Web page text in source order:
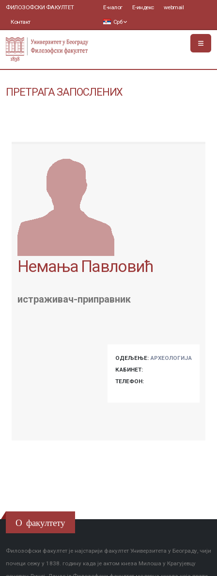
ФИЛОЗОФСКИ ФАКУЛТЕТ
Контакт
Е-налог Е-индекс webmail
Срб
ПРЕТРАГА ЗАПОСЛЕНИХ
Немања Павловић
истраживач-приправник
ОДЕЉЕЊЕ: АРХЕОЛОГИЈА
КАБИНЕТ:
ТЕЛЕФОН:
О факултету
Филозофски факултет је најстарији факултет Универзитета у Београду, чији
почеци сежу у 1838. годину када је актом кнеза Милоша у Крагујевцу